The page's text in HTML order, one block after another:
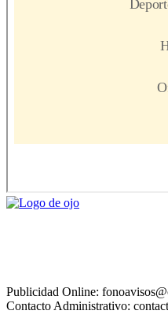
Publicidad Online:
Contacto Administrativo: